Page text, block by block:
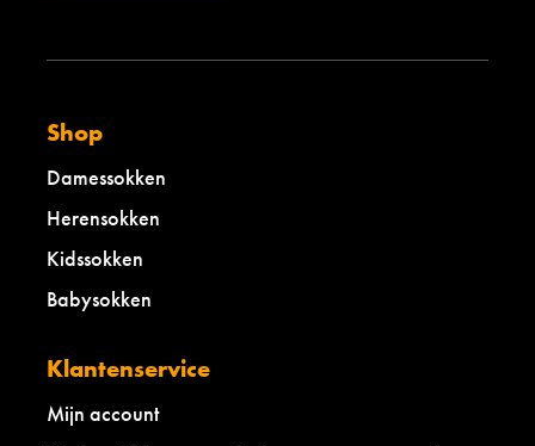
Shop
Damessokken
Herensokken
Kidssokken
Babysokken
Klantenservice
Mijn account